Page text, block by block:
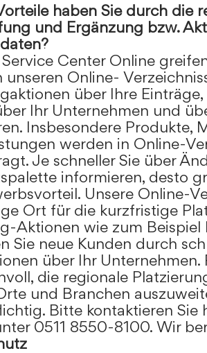
haben Sie durch die
und Ergänzung bzw.
Center Online
unseren Online-
über Ihre
Ihr Unternehmen und
Insbesondere Produkte,
werden in Online-
Je schneller Sie über
informieren, desto
Unsere Online-
Ort für die kurzfristige
Aktionen wie zum Beispiel
Sie neue Kunden durch
über Ihr Unternehmen.
die regionale
und Branchen
Bitte kontaktieren Sie
0511 8550-8100. Wir